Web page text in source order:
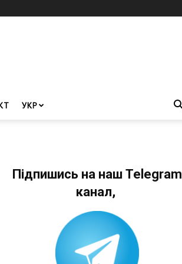
УКР
Підпишись на наш Telegram
канал,